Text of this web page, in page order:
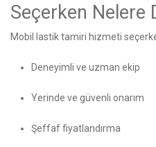
Seçerken Nelere
Mobil lastik tamiri hizmeti
Deneyimli ve uzman ekip
Yerinde ve güvenli onarım
Şeffaf fiyatlandırma